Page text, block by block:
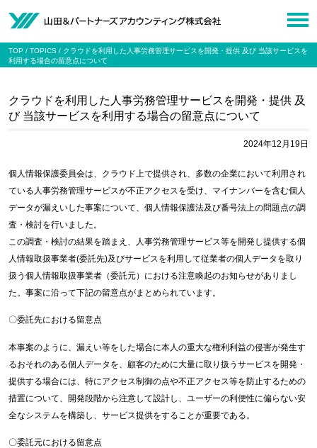
TOP TOPICS
クラウドを利用した人事労務管理サービスを開発・提供 及び 当該サービスを
利用する場合の留意点について
クラウドを利用した人事労務管理サービスを開発・提供 及
び 当該サービスを利用する場合の留意点について
2024年12月19日
個人情報保護委員会は、クラウド上で提供され、多数の企業において利用され
ている人事労務管理サービスが不正アクセスを受け、マイナンバーを含む個人
データが漏えいした事案について、個人情報保護法及び番号法上の問題点の調
査・検討を行いました。
この調査・検討の結果を踏まえ、人事労務管理サービス等を開発し提供する個
人情報取扱事業者(委託先)及びサービスを利用して従業者の個人データを取り
扱う個人情報取扱事業者（委託元）における注意喚起のお知らせがありまし
た。事案に沿って下記の留意点がまとめられています。
〇委託先における留意点
本事案のように、漏えい等をした場合に本人の重大な権利利益の侵害が発生す
るおそれのある個人データを、顧客のために大量に取り扱うサービスを開発・
提供する場合には、特にアクセス制御の点や不正アクセス等を防止するための
措置について、開発段階から注意して設計し、ユーザーの利便性に偏らない安
全なシステムを構築し、サービス提供をすることが重要である。
〇委託元における留意点